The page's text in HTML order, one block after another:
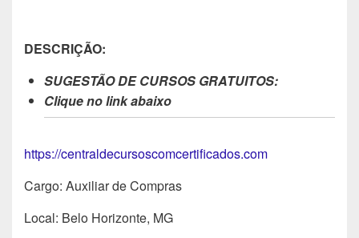
DESCRIÇÃO:
SUGESTÃO DE CURSOS GRATUITOS:
Clique no link abaixo
https://centraldecursoscomcertificados.com
Cargo: Auxiliar de Compras
Local: Belo Horizonte, MG